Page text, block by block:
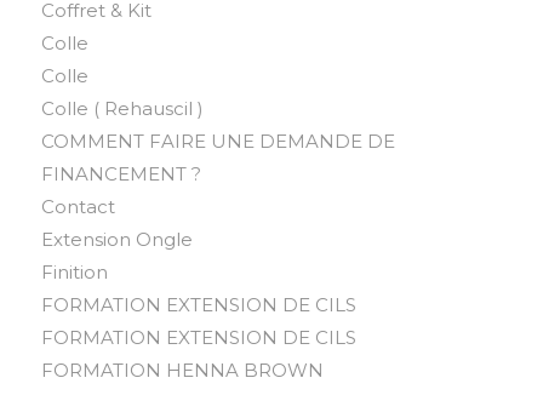
Coffret & Kit
Colle
Colle
Colle ( Rehauscil )
COMMENT FAIRE UNE DEMANDE DE
FINANCEMENT ?
Contact
Extension Ongle
Finition
FORMATION EXTENSION DE CILS
FORMATION EXTENSION DE CILS
FORMATION HENNA BROWN